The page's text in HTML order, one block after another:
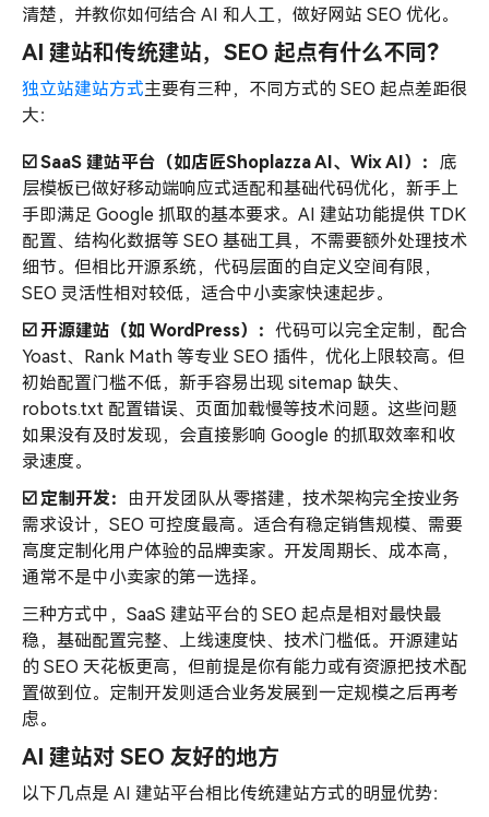
清楚，并教你如何结合 AI 和人工，做好网站 SEO 优化。
AI 建站和传统建站，SEO 起点有什么不同？
独立站建站方式主要有三种，不同方式的 SEO 起点差距很
大：
☑️ SaaS 建站平台（如店匠ShoplazzaAI 、Wix AI）： 底
层模板已做好移动端响应式适配和基础代码优化，新手上
手即满足 Google 抓取的基本要求。AI 建站功能提供 TDK
配置、结构化数据等 SEO 基础工具，不需要额外处理技术
细节。但相比开源系统，代码层面的自定义空间有限，
SEO 灵活性相对较低，适合中小卖家快速起步。
☑️ 开源建站（如 WordPress）： 代码可以完全定制，配合
Yoast、Rank Math 等专业 SEO 插件，优化上限较高。但
初始配置门槛不低，新手容易出现 sitemap 缺失、
robots.txt 配置错误、页面加载慢等技术问题。这些问题
如果没有及时发现，会直接影响 Google 的抓取效率和收
录速度。
☑️ 定制开发：
由开发团队从零搭建，技术架构完全按业务
需求设计，SEO 可控度最高。适合有稳定销售规模、需要
高度定制化用户体验的品牌卖家。开发周期长、成本高，
通常不是中小卖家的第一选择。
三种方式中，SaaS 建站平台的 SEO 起点是相对最快最
稳，基础配置完整、上线速度快、技术门槛低。开源建站
的 SEO 天花板更高，但前提是你有能力或有资源把技术配
置做到位。定制开发则适合业务发展到一定规模之后再考
虑。
AI 建站对 SEO 友好的地方
以下几点是 AI 建站平台相比传统建站方式的明显优势：